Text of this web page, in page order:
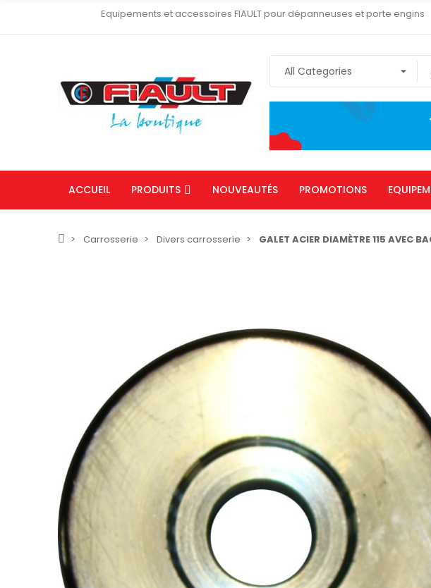
Equipements et accessoires FIAULT pour dépanneuses et porte engins
ACCUEIL PRODUITS NOUVEAUTÉS PROMOTIONS
Carrosserie Divers carrosserie GALET ACIER DIAMÈTRE 115 AVEC